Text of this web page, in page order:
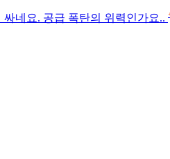
네요. 공급 폭탄의 위력인가요..